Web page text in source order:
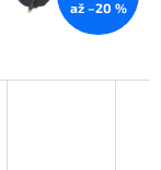
až –20 %